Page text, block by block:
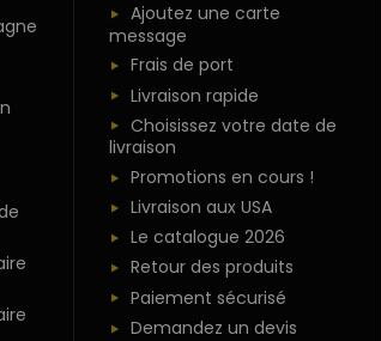
Ajoutez une carte
message
Frais de port
Livraison rapide
Choisissez votre date de
livraison
Promotions en cours !
Livraison aux USA
Le catalogue 2026
Retour des produits
Paiement sécurisé
Demandez un devis